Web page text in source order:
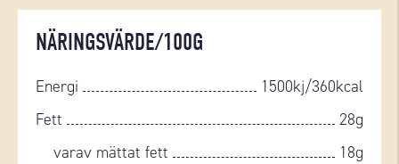
NÄRINGSVÄRDE/100G
Energi
1500kj/360kcal
Fett
28g
varav mättat fett
18g